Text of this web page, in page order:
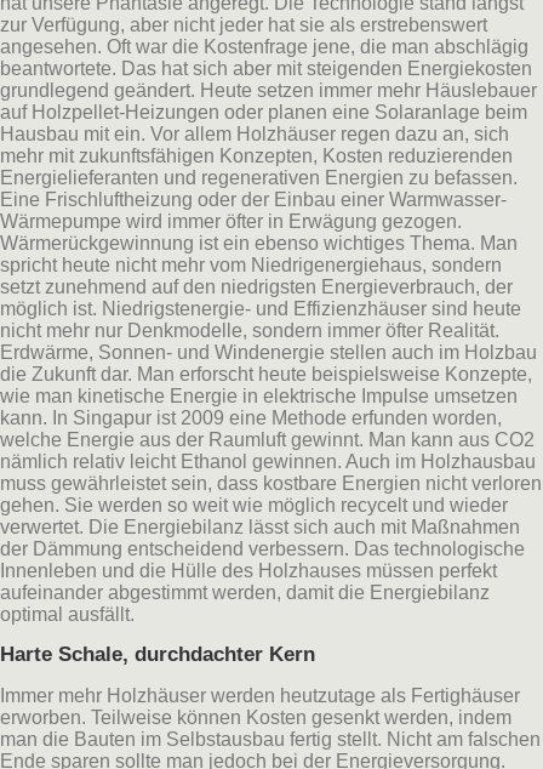
zur Verfügung, aber nicht jeder hat sie als erstrebenswert
angesehen. Oft war die Kostenfrage jene, die man abschlägig
beantwortete. Das hat sich aber mit steigenden Energiekosten
grundlegend geändert. Heute setzen immer mehr Häuslebauer
auf Holzpellet-Heizungen oder planen eine Solaranlage beim
Hausbau mit ein. Vor allem Holzhäuser regen dazu an, sich
mehr mit zukunftsfähigen Konzepten, Kosten reduzierenden
Energielieferanten und regenerativen Energien zu befassen.
Eine Frischluftheizung oder der Einbau einer Warmwasser-
Wärmepumpe wird immer öfter in Erwägung gezogen.
Wärmerückgewinnung ist ein ebenso wichtiges Thema. Man
spricht heute nicht mehr vom Niedrigenergiehaus, sondern
setzt zunehmend auf den niedrigsten Energieverbrauch, der
möglich ist. Niedrigstenergie- und Effizienzhäuser sind heute
nicht mehr nur Denkmodelle, sondern immer öfter Realität.
Erdwärme, Sonnen- und Windenergie stellen auch im Holzbau
die Zukunft dar. Man erforscht heute beispielsweise Konzepte,
wie man kinetische Energie in elektrische Impulse umsetzen
kann. In Singapur ist 2009 eine Methode erfunden worden,
welche Energie aus der Raumluft gewinnt. Man kann aus CO2
nämlich relativ leicht Ethanol gewinnen. Auch im Holzhausbau
muss gewährleistet sein, dass kostbare Energien nicht verloren
gehen. Sie werden so weit wie möglich recycelt und wieder
verwertet. Die Energiebilanz lässt sich auch mit Maßnahmen
der Dämmung entscheidend verbessern. Das technologische
Innenleben und die Hülle des Holzhauses müssen perfekt
aufeinander abgestimmt werden, damit die Energiebilanz
optimal ausfällt.
Harte Schale, durchdachter Kern
Immer mehr Holzhäuser werden heutzutage als Fertighäuser
erworben. Teilweise können Kosten gesenkt werden, indem
man die Bauten im Selbstausbau fertig stellt. Nicht am falschen
Ende sparen sollte man jedoch bei der Energieversorgung.